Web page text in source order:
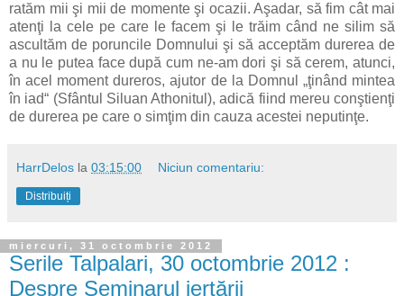
ratăm mii şi mii de momente şi ocazii. Aşadar, să fim cât mai
atenţi la cele pe care le facem şi le trăim când ne silim să
ascultăm de poruncile Domnului şi să acceptăm durerea de
a nu le putea face după cum ne-am dori şi să cerem, atunci,
în acel moment dureros, ajutor de la Domnul „ţinând mintea
în iad“ (Sfântul Siluan Athonitul), adică fiind mereu conştienţi
de durerea pe care o simţim din cauza acestei neputinţe.
HarrDelos la 03:15:00 Niciun comentariu:
Distribuiți
miercuri, 31 octombrie 2012
Serile Talpalari, 30 octombrie 2012 :
Despre Seminarul iertării